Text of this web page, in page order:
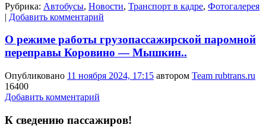
Рубрика: Автобусы, Новости, Транспорт в кадре, Фотогалерея
| Добавить комментарий
О режиме работы грузопассажирской паромной
переправы Коровино — Мышкин..
Опубликовано 11 ноября 2024, 17:15 автором Team rubtrans.ru
16400
Добавить комментарий
К сведению пассажиров!